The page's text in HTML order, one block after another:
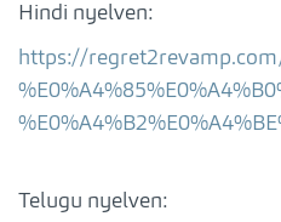
Hindi nyelven:
https://regret2revamp.com/
Telugu nyelven: